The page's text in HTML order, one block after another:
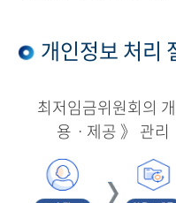
개인정보 처리
최저임금위원회의
용ㆍ제공 》 관